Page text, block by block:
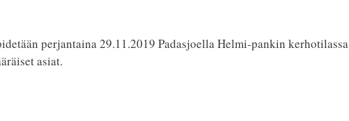
perjantaina 29.11.2019 Padasjoella Helmi-pankin kerhotilassa
asiat.